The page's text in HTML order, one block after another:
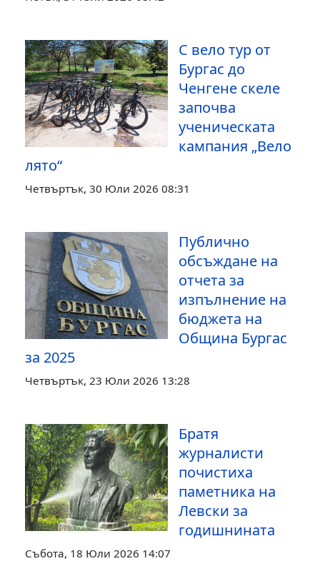
С вело тур от
Бургас до
Ченгене скеле
започва
ученическата
кампания „Вело
лято“
Четвъртък, 30 Юли 2026 08:31
Публично
обсъждане на
отчета за
изпълнение на
бюджета на
Община Бургас
за 2025
Четвъртък, 23 Юли 2026 13:28
Братя
журналисти
почистиха
паметника на
Левски за
годишнината
Събота, 18 Юли 2026 14:07